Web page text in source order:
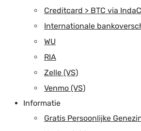
Creditcard > BTC via
Internationale
WU
RIA
Zelle (VS)
Venmo (VS)
Informatie
Gratis Persoonlijke